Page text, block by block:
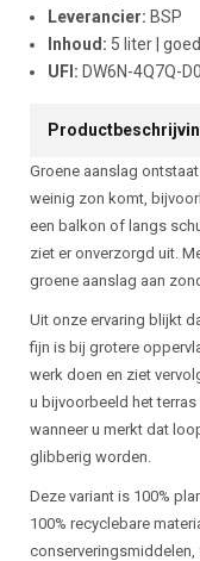
Leverancier: BSP
Inhoud: 5 liter |
UFI: DW6N-4Q7Q-
Groene aanslag
weinig zon komt,
een balkon of langs
ziet er onverzorgd uit.
groene aanslag aan
Uit onze ervaring blijkt
fijn is bij grotere
werk doen en ziet
u bijvoorbeeld het
wanneer u merkt dat
glibberig worden.
Deze variant is 100%
100% recyclebare